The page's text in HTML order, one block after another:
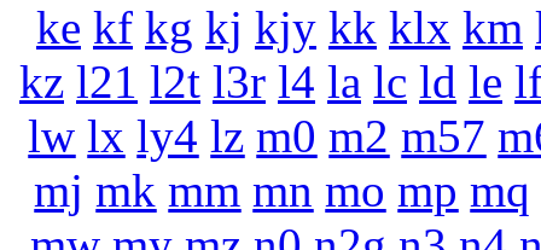
ke kf kg kj kjy kk klx km
kz l21 l2t l3r l4 la lc ld le
lw lx ly4 lz m0 m2 m57
mj mk mm mn mo mp mq